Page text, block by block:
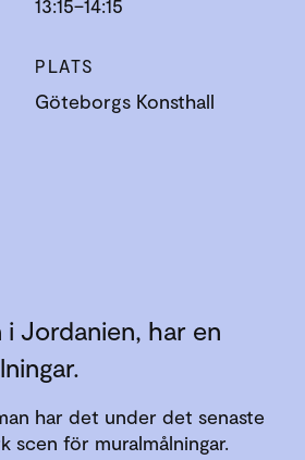
13:15–14:15
PLATS
Göteborgs Konsthall
Jordanien, har en
har det under det senaste
scen för muralmålningar.